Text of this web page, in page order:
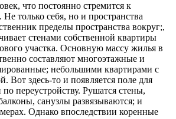
что постоянно стремится к
только себя, но и пространства
пределы пространства вокруг;,
стенами собственной квартиры
участка. Основную массу жилья в
составляют многоэтажные и
небольшими квартирами с
Вот здесь-то и появляется поле для
по переустройству. Рушатся стены,
санузлы развязываются; и
Однако впоследствии коренные